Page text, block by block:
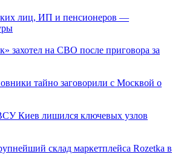
лиц, ИП и пенсионеров —
захотел на СВО после приговора за
тайно заговорили с Москвой о
Киев лишился ключевых узлов
склад маркетплейса Rozetka в